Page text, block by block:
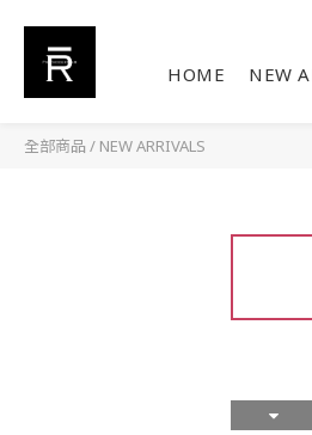
HOME NEW
全部商品 / NEW ARRIVALS